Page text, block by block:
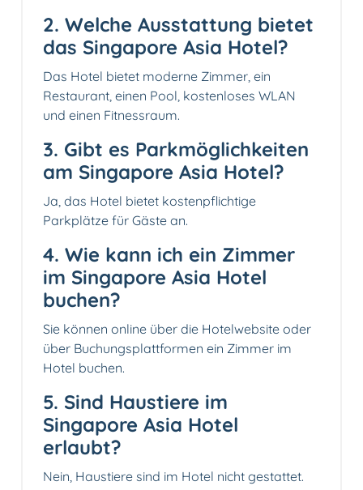
2. Welche Ausstattung bietet
das Singapore Asia Hotel?
Das Hotel bietet moderne Zimmer, ein
Restaurant, einen Pool, kostenloses WLAN
und einen Fitnessraum.
3. Gibt es Parkmöglichkeiten
am Singapore Asia Hotel?
Ja, das Hotel bietet kostenpflichtige
Parkplätze für Gäste an.
4. Wie kann ich ein Zimmer
im Singapore Asia Hotel
buchen?
Sie können online über die Hotelwebsite oder
über Buchungsplattformen ein Zimmer im
Hotel buchen.
5. Sind Haustiere im
Singapore Asia Hotel
erlaubt?
Nein, Haustiere sind im Hotel nicht gestattet.